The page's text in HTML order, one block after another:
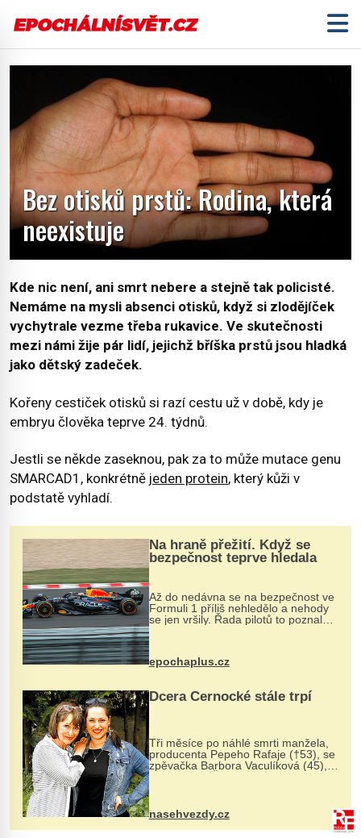
Bez otisků prstů: Rodina, která
neexistuje
Kde nic není, ani smrt nebere a stejně tak policisté.
Nemáme na mysli absenci otisků, když si zlodějíček
vychytrale vezme třeba rukavice. Ve skutečnosti
mezi námi žije pár lidí, jejichž bříška prstů jsou hladká
jako dětský zadeček.
Kořeny cestiček otisků si razí cestu už v době, kdy je
embryu člověka teprve 24. týdnů.
Jestli se někde zaseknou, pak za to může mutace genu
SMARCAD1, konkrétně jeden protein, který kůži v
podstatě vyhladí.
Na hraně přežití. Když se
bezpečnost teprve hledala
Až do nedávna se na bezpečnost ve
Formuli 1 příliš nehledělo a nehody
se jen vršily. Řada pilotů to poznala
na vlastní kůži, často s trvalými
následky nebo bohužel i ztrátou
života. Dnes nepochopiteln...
epochaplus.cz
Dcera Černocké stále trpí
Tři měsíce po náhlé smrti manžela,
producenta Pepeho Rafaje (†53), se
zpěvačka Barbora Vaculíková (45),
dcera Petry Černocké (75), poprvé
ozvala veřejnosti. Na sociální síti
sdílela, že se snaží fung...
nasehvezdy.cz